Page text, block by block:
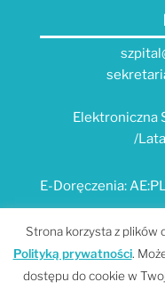
Elektroniczna
/
E-Doręczenia:
Platforma e-
Portal
Strona korzysta z plików
Polityką prywatności.
dostępu do cookie w